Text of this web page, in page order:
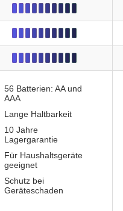
56 Batterien: AA und
AAA
Lange Haltbarkeit
10 Jahre
Lagergarantie
Für Haushaltsgeräte
geeignet
Schutz bei
Geräteschaden